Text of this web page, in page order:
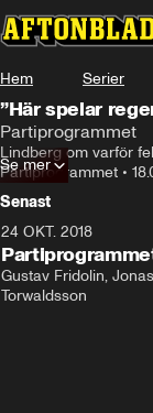
Hem Serier
”Här spelar
Partiprogrammet
Lindberg om varför
Partiprogrammet •
Se mer
Senast
24 OKT. 2018
Gustav Fridolin,
Torwaldsson